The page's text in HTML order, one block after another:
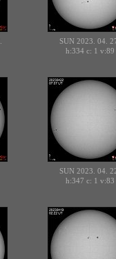
SUN 2023. 04.
h:334 c: 1 v:89
SUN 2023. 04.
h:347 c: 1 v:83